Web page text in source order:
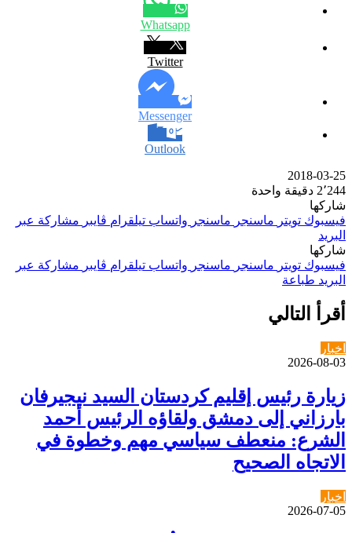
Whatsapp
Twitter
Messenger
Outlook
2018-03-25
2٬244 دقيقة واحدة
شاركها
فيسبوك تويتر ماسنجر ماسنجر واتساب تيلقرام ڤايبر مشاركة عبر
البريد
شاركها
فيسبوك تويتر ماسنجر ماسنجر واتساب تيلقرام ڤايبر مشاركة عبر
البريد طباعة
أقرأ التالي
اخبار
2026-08-03
زيارة رئيس إقليم كردستان السيد نيجيرفان
بارزاني إلى دمشق ولقاؤه الرئيس أحمد
الشرع: منعطف سياسي مهم وخطوة في
الاتجاه الصحيح
اخبار
2026-07-05